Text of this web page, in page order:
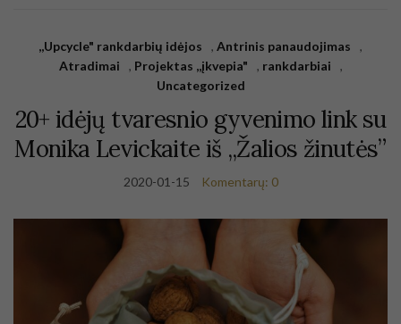
,,Upcycle" rankdarbių idėjos , Antrinis panaudojimas
,
Atradimai
, Projektas ,,įkvepia" , rankdarbiai
,
Uncategorized
20+ idėjų tvaresnio gyvenimo link su
Monika Levickaite iš ,,Žalios žinutės”
2020-01-15 Komentarų: 0